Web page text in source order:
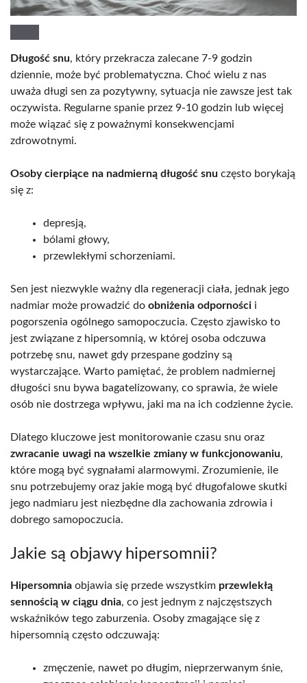
Długość snu, który przekracza zalecane 7-9 godzin
dziennie, może być problematyczna. Choć wielu z nas
uważa długi sen za pozytywny, sytuacja nie zawsze jest tak
oczywista. Regularne spanie przez 9-10 godzin lub więcej
może wiązać się z poważnymi konsekwencjami
zdrowotnymi.
Osoby cierpiące na nadmierną długość snu często borykają
się z:
depresją,
bólami głowy,
przewlekłymi schorzeniami.
Sen jest niezwykle ważny dla regeneracji ciała, jednak jego
nadmiar może prowadzić do obniżenia odporności i
pogorszenia ogólnego samopoczucia. Często zjawisko to
jest związane z hipersomnią, w której osoba odczuwa
potrzebę snu, nawet gdy przespane godziny są
wystarczające. Warto pamiętać, że problem nadmiernej
długości snu bywa bagatelizowany, co sprawia, że wiele
osób nie dostrzega wpływu, jaki ma na ich codzienne życie.
Dlatego kluczowe jest monitorowanie czasu snu oraz
zwracanie uwagi na wszelkie zmiany w funkcjonowaniu,
które mogą być sygnałami alarmowymi. Zrozumienie, ile
snu potrzebujemy oraz jakie mogą być długofalowe skutki
jego nadmiaru jest niezbędne dla zachowania zdrowia i
dobrego samopoczucia.
Jakie są objawy hipersomnii?
Hipersomnia objawia się przede wszystkim przewlekłą
sennością w ciągu dnia, co jest jednym z najczęstszych
wskaźników tego zaburzenia. Osoby zmagające się z
hipersomnią często odczuwają:
zmęczenie, nawet po długim, nieprzerwanym śnie,